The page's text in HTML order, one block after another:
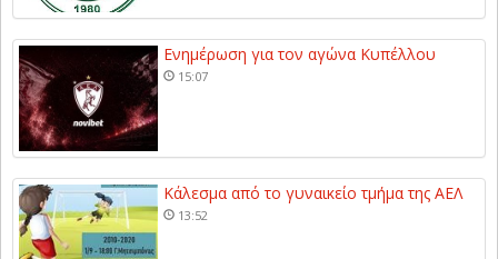
Ενημέρωση για τον αγώνα Κυπέλλου
15:07
Κάλεσμα από το γυναικείο τμήμα της ΑΕΛ
13:52